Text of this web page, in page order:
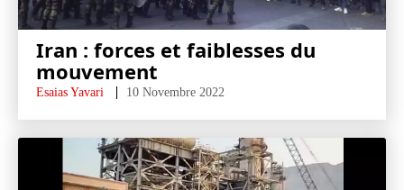
Iran : forces et faiblesses du
mouvement
Esaias Yavari 10 Novembre 2022